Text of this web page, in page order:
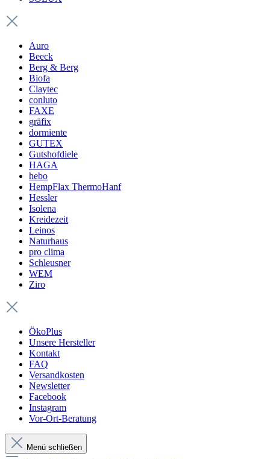
Auro
Beeck
Berg & Berg
Biofa
Claytec
conluto
FAXE
gräfix
dormiente
GUTEX
Gutshofdiele
HAGA
hebo
HempFlax ThermoHanf
Hessler
Isolena
Kreidezeit
Leinos
Naturhaus
pro clima
Schleusner
WEM
Ziro
ÖkoPlus
Unsere Hersteller
Kontakt
FAQ
Versandkosten
Newsletter
Facebook
Instagram
Vor-Ort-Beratung
Menü schließen